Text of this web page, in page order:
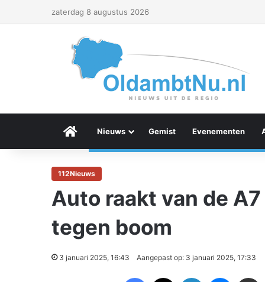
zaterdag 8 augustus 2026
Menu Item
Nieuws Gemist Evenementen
112Nieuws
Auto raakt van de
tegen boom
3 januari 2025, 16:43 Aangepast op: 3 januari 2025, 17:33